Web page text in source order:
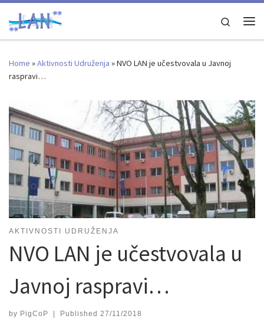
Skip to content
Search
Home »Aktivnosti Udruženja »NVO LAN je učestvovala u Javnoj
raspravi…
AKTIVNOSTI UDRUŽENJA
NVO LAN je učestvovala u
Javnoj raspravi…
by PigCoP Published 27/11/2018